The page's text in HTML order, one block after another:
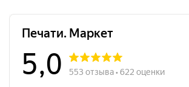
Краска на водной основе
Shiny S-64 ФИОЛЕТОВАЯ
300